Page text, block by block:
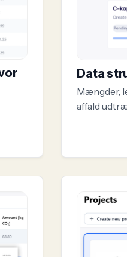
Data
Mængder,
affald